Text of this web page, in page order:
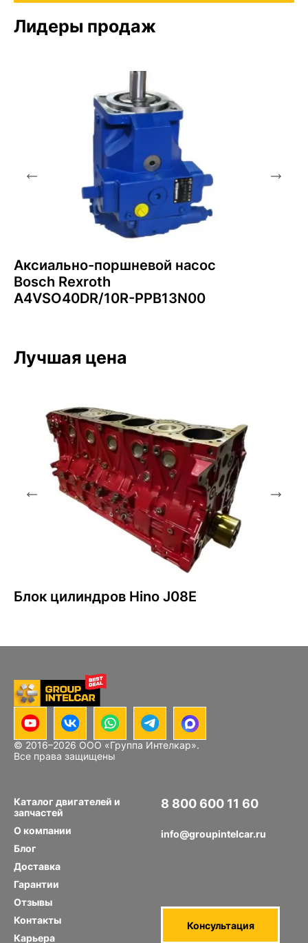
Лидеры продаж
Аксиально-поршневой насос
Bosch Rexroth
A4VSO40DR/10R-PPB13N00
Лучшая цена
Блок цилиндров Hino J08E
© 2016–2026 ООО «Группа Интелкар».
Все права защищены
Каталог двигателей и
запчастей
О компании
Блог
Доставка
Гарантии
Отзывы
Контакты
Карьера
8 800 600 11 60
info@groupintelcar.ru
Консультация